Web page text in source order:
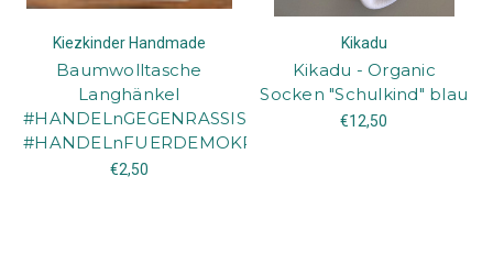
Kiezkinder Handmade
Baumwolltasche
Langhänkel
#HANDELnGEGENRASSISMUS
#HANDELnFUERDEMOKRATIE
€2,50
Kikadu
Kikadu - Organic
Socken "Schulkind" blau
€12,50